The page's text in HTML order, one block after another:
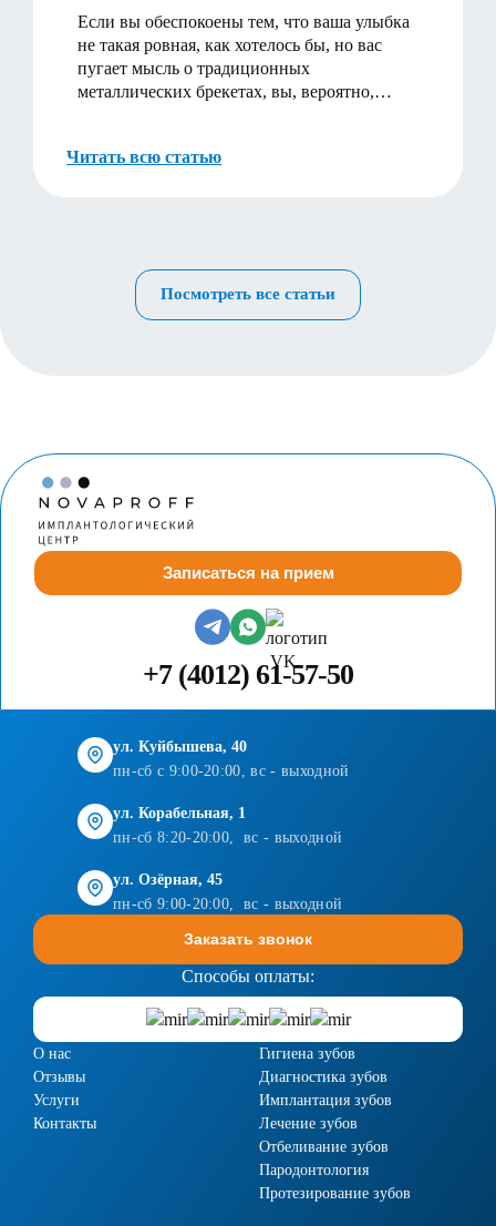
Если вы обеспокоены тем, что ваша улыбка
не такая ровная, как хотелось бы, но вас
пугает мысль о традиционных
металлических брекетах, вы, вероятно,
Читать всю статью
Посмотреть все статьи
Записаться на прием
+7 (4012) 61-57-50
ул. Куйбышева, 40
пн-сб с 9:00-20:00, вс - выходной
ул. Корабельная, 1
пн-сб 8:20-20:00, вс - выходной
ул. Озёрная, 45
пн-сб 9:00-20:00, вс - выходной
Заказать звонок
Способы оплаты:
О нас
Отзывы
Услуги
Контакты
Гигиена зубов
Диагностика зубов
Имплантация зубов
Лечение зубов
Отбеливание зубов
Пародонтология
Протезирование зубов